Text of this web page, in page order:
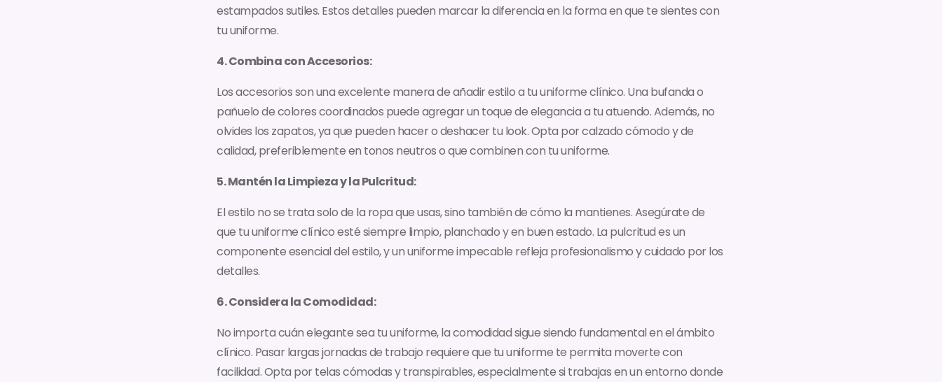
estampados sutiles. Estos detalles pueden marcar la diferencia en la forma en que te sientes con
tu uniforme.
4. Combina con Accesorios:
Los accesorios son una excelente manera de añadir estilo a tu uniforme clínico. Una bufanda o
pañuelo de colores coordinados puede agregar un toque de elegancia a tu atuendo. Además, no
olvides los zapatos, ya que pueden hacer o deshacer tu look. Opta por calzado cómodo y de
calidad, preferiblemente en tonos neutros o que combinen con tu uniforme.
5. Mantén la Limpieza y la Pulcritud:
El estilo no se trata solo de la ropa que usas, sino también de cómo la mantienes. Asegúrate de
que tu uniforme clínico esté siempre limpio, planchado y en buen estado. La pulcritud es un
componente esencial del estilo, y un uniforme impecable refleja profesionalismo y cuidado por los
detalles.
6. Considera la Comodidad:
No importa cuán elegante sea tu uniforme, la comodidad sigue siendo fundamental en el ámbito
clínico. Pasar largas jornadas de trabajo requiere que tu uniforme te permita moverte con
facilidad. Opta por telas cómodas y transpirables, especialmente si trabajas en un entorno donde